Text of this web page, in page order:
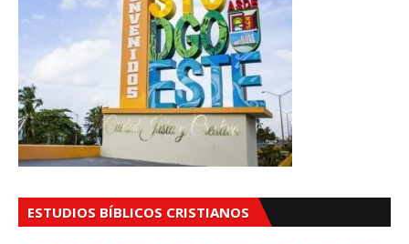
ESTUDIOS BÍBLICOS CRISTIANOS